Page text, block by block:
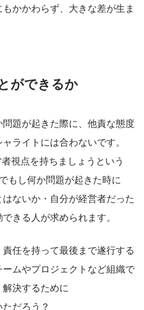
かかわらず、大きな差が生ま
ができるか
題が起きた際に、他責な態度
ライトには合わないです。
視点を持ちましょうという
もし何か問題が起きた時に
ないか・自分が経営者だった
きる人が求められます。
任を持って最後まで遂行する
ムやプロジェクトなど組織で
決するために
だろう？